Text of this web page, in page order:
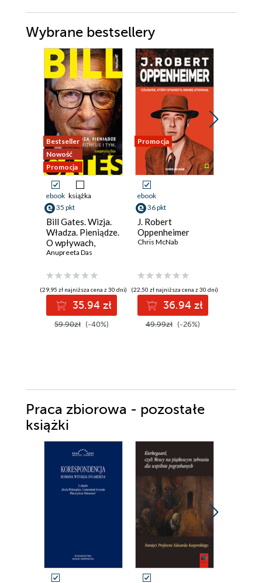
Wybrane bestsellery
Bestseller
Nowość
Promocja
ebook książka
35 pkt
Bill Gates. Wizja.
Władza. Pieniądze.
O wpływach,
biznesie i tym, co
Anupreeta Das
(29,95 zł najniższa cena z 30 dni)
35.94 zł
59.90zł (-40%)
Promocja
ebook
36 pkt
J. Robert
Oppenheimer
Chris McNab
(22,50 zł najniższa cena z 30 dni)
36.94 zł
49.99zł (-26%)
Praca zbiorowa - pozostałe
książki